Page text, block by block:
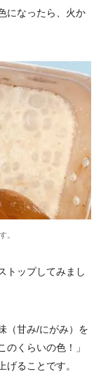
になったら、火か
。
トップしてみまし
（甘み/にがみ）を
くらいの色！」
げることです。